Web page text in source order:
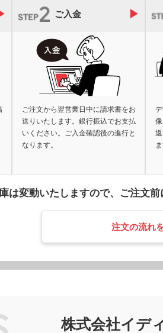
ご入金
ご注文から翌営業日中に請求書をお
送りいたします。銀行振込でお支払
いください。ご入金確認後の進行と
なります。
ま
は変動いたしますので、 ご注文前
注文の流れ
株式会社イデ